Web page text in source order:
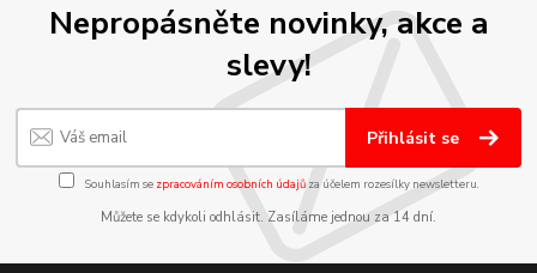
Nepropásněte novinky, akce a
slevy!
Přihlásit se
Souhlasím se zpracováním osobních údajůza účelem rozesílky newsletteru.
Můžete se kdykoli odhlásit. Zasíláme jednou za 14 dní.